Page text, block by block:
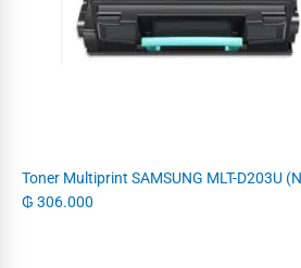
Toner Multiprint SAMSUNG MLT-D203U
₲ 306.000